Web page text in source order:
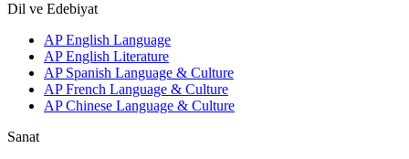
Dil ve Edebiyat
AP English Language
AP English Literature
AP Spanish Language & Culture
AP French Language & Culture
AP Chinese Language & Culture
Sanat